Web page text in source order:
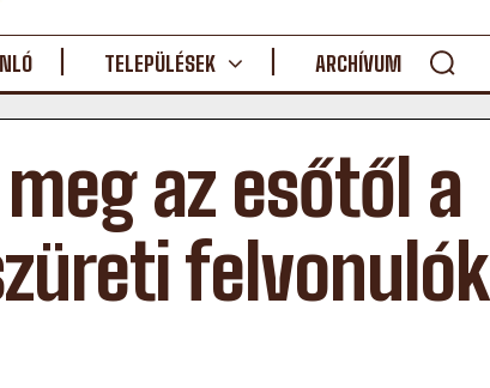
TELEPÜLÉSEK ARCHÍVUM
az esőtől a
felvonulók